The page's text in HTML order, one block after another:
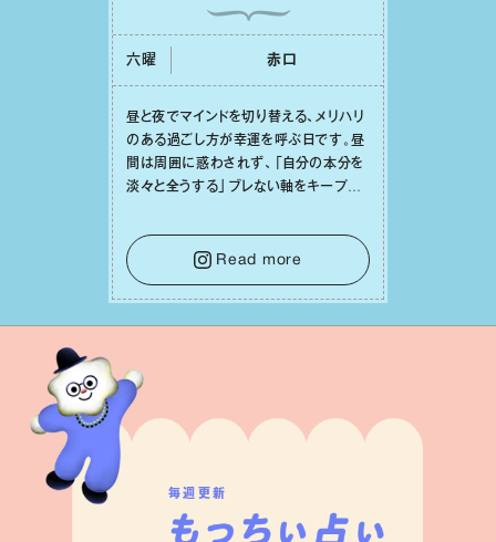
六曜 ⾚⼝
昼と夜でマインドを切り替える、メリハリ
のある過ごし⽅が幸運を呼ぶ⽇です。昼
間は周囲に惑わされず、「⾃分の本分を
淡々と全うする」ブレない軸をキープし
⾔葉に流されないよう、⼼にしっかりブ
レーキをかけること。この意識の切り替
えが、あなたに確かな安⼼感をもたらす
はずです。
Read more
毎週更新